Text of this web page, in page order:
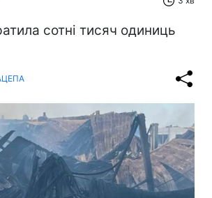
сотні тисяч одиниць